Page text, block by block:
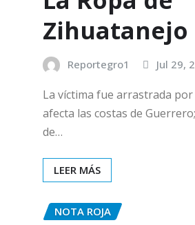
Zihuatanejo
Reportegro1 Jul 29,
La víctima fue arrastrada
afecta las costas de
de…
LEER MÁS
NOTA ROJA